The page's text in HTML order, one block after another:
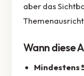
aber das
Wann diese
Mindestens